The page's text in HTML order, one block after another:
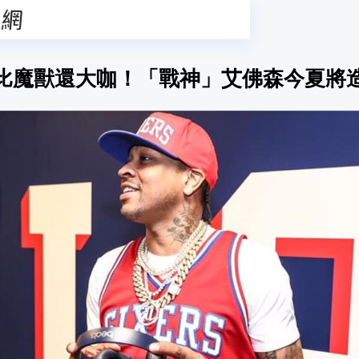
魔獸還大咖！「戰神」艾佛森今夏將